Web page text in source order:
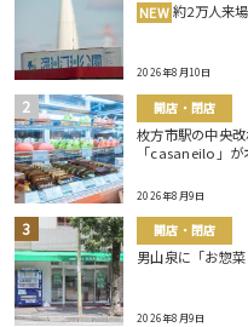
NEW 約2万人来
2026年8月10日
開店・閉店
枚方市駅の中央
「casaneilo」が
2026年8月9日
開店・閉店
男山泉に「お惣
2026年8月9日